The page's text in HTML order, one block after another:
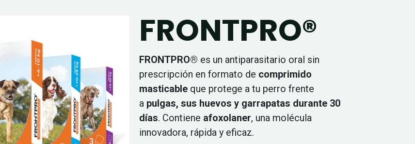
FRONTPRO®
FRONTPRO® es un antiparasitario oral sin
prescripción en formato de comprimido
masticableque protege a tu perro frente
a pulgas, sus huevos y garrapatas durante 30
días. Contiene afoxolaner, una molécula
innovadora, rápida y eficaz.